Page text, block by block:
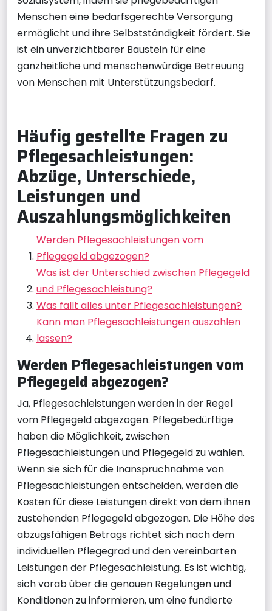
Menschen eine bedarfsgerechte Versorgung
ermöglicht und ihre Selbstständigkeit fördert. Sie
ist ein unverzichtbarer Baustein für eine
ganzheitliche und menschenwürdige Betreuung
von Menschen mit Unterstützungsbedarf.
Häufig gestellte Fragen zu
Pflegesachleistungen:
Abzüge, Unterschiede,
Leistungen und
Auszahlungsmöglichkeiten
Werden Pflegesachleistungen vom
Pflegegeld abgezogen?
Was ist der Unterschied zwischen Pflegegeld
und Pflegesachleistung?
Was fällt alles unter Pflegesachleistungen?
Kann man Pflegesachleistungen auszahlen
lassen?
Werden Pflegesachleistungen vom
Pflegegeld abgezogen?
Ja, Pflegesachleistungen werden in der Regel
vom Pflegegeld abgezogen. Pflegebedürftige
haben die Möglichkeit, zwischen
Pflegesachleistungen und Pflegegeld zu wählen.
Wenn sie sich für die Inanspruchnahme von
Pflegesachleistungen entscheiden, werden die
Kosten für diese Leistungen direkt von dem ihnen
zustehenden Pflegegeld abgezogen. Die Höhe des
abzugsfähigen Betrags richtet sich nach dem
individuellen Pflegegrad und den vereinbarten
Leistungen der Pflegesachleistung. Es ist wichtig,
sich vorab über die genauen Regelungen und
Konditionen zu informieren, um eine fundierte